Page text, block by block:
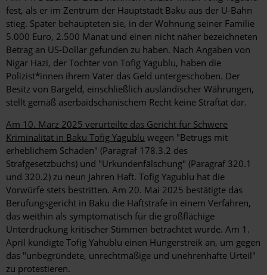
fest, als er im Zentrum der Hauptstadt Baku aus der U-Bahn
stieg. Später behaupteten sie, in der Wohnung seiner Familie
5.000 Euro, 2.500 Manat und einen nicht näher bezeichneten
Betrag an US-Dollar gefunden zu haben. Nach Angaben von
Nigar Hazi, der Tochter von Tofig Yagublu, haben die
Polizist*innen ihrem Vater das Geld untergeschoben. Der
Besitz von Bargeld, einschließlich ausländischer Währungen,
stellt gemäß aserbaidschanischem Recht keine Straftat dar.
Am 10. März 2025 verurteilte das Gericht für Schwere
Kriminalität in Baku Tofig Yagublu wegen "Betrugs mit
erheblichem Schaden" (Paragraf 178.3.2 des
Strafgesetzbuchs) und "Urkundenfälschung" (Paragraf 320.1
und 320.2) zu neun Jahren Haft. Tofig Yagublu hat die
Vorwürfe stets bestritten. Am 20. Mai 2025 bestätigte das
Berufungsgericht in Baku die Haftstrafe in einem Verfahren,
das weithin als symptomatisch für die großflächige
Unterdrückung kritischer Stimmen betrachtet wurde. Am 1.
April kündigte Tofig Yahublu einen Hungerstreik an, um gegen
das "unbegründete, unrechtmäßige und unehrenhafte Urteil"
zu protestieren.